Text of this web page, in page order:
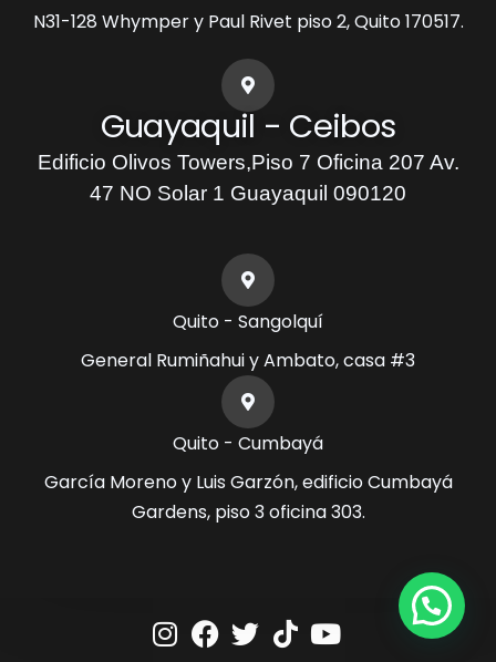
N31-128 Whymper y Paul Rivet piso 2, Quito 170517.
Guayaquil - Ceibos
Edificio Olivos Towers,Piso 7 Oficina 207 Av.
47 NO Solar 1 Guayaquil 090120
Quito - Sangolquí
General Rumiñahui y Ambato, casa #3
Quito - Cumbayá
García Moreno y Luis Garzón, edificio Cumbayá
Gardens, piso 3 oficina 303.